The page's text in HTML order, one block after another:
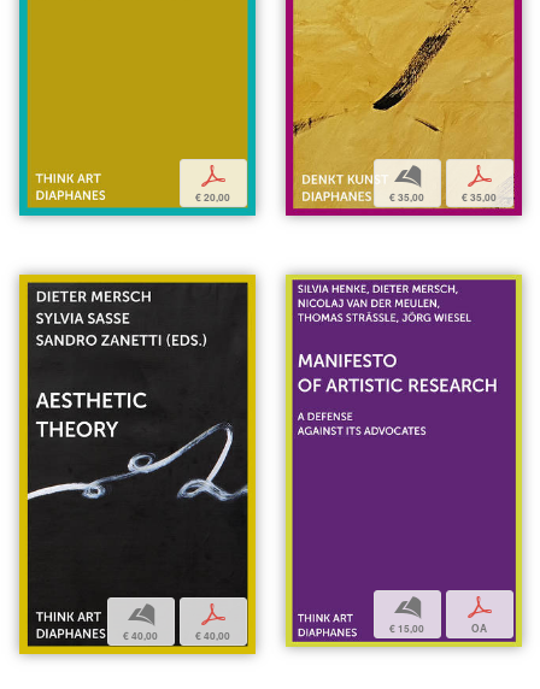
p
€ 20,00
b
€ 35,00
p
€ 35,00
b
€ 40,00
p
€ 40,00
b
€ 15,00
p
OA